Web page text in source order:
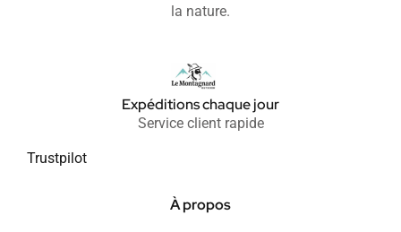
la nature.
Expéditions chaque jour
Service client rapide
Trustpilot
À propos